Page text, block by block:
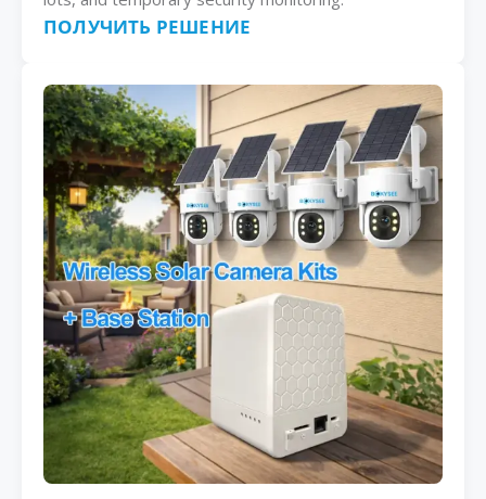
ПОЛУЧИТЬ РЕШЕНИЕ